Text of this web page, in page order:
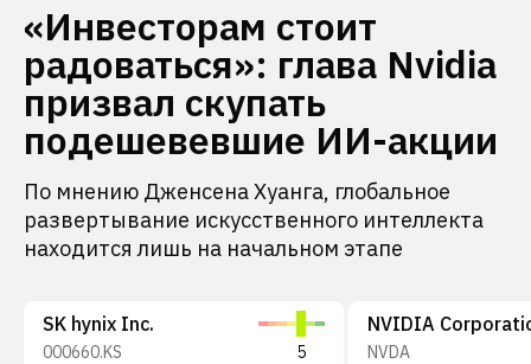
«Инвесторам стоит
радоваться»: глава Nvidia
призвал скупать
подешевевшие ИИ-акции
По мнению Дженсена Хуанга, глобальное
развертывание искусственного интеллекта
находится лишь на начальном этапе
SK hynix Inc.
000660.KS 5
NVIDIA
NVDA